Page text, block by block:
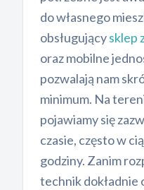
do własnego
obsługującysklep
oraz mobilne
pozwalają nam
minimum. Na
pojawiamy się
czasie, często w
godziny. Zanim
technik dokładnie